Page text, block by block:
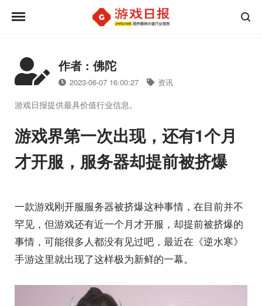
作者 : 佛陀
2023-06-07 16:00:27 资讯
游戏日报提供最具价值行业信息。
游戏界第一次出现，还有1个月
才开服，服务器却提前被挤爆
一款游戏刚开服服务器被挤爆这种事情，在目前并不
罕见，但游戏还有近一个月才开服，却提前被挤爆的
事情，可能很多人都没有见过吧，最近在《逆水寒》
手游这里就出现了这样极为新鲜的一幕。